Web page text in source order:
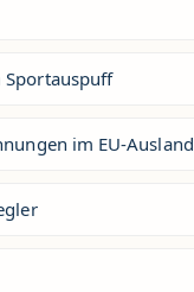
Sportauspuff
im EU-Ausland